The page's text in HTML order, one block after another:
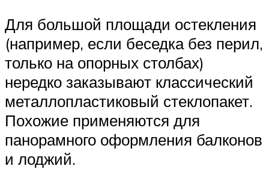
Для большой площади остекления
(например, если беседка без перил,
только на опорных столбах)
нередко заказывают классический
металлопластиковый стеклопакет.
Похожие применяются для
панорамного оформления балконов
и лоджий.